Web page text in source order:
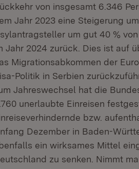
von insgesamt 6.346
Jahr 2023 eine Steigerung
um gut 40 % von
Jahr 2024 zurück. Dies ist auf
Migrationsabkommen der
Politik in Serbien
Jahreswechsel hat die
unerlaubte Einreisen
bzw.
Dezember in Baden-
ein wirksames Mittel
zu senken. Nimmt